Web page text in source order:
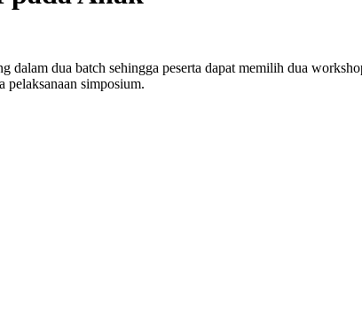
dalam dua batch sehingga peserta dapat memilih dua
pelaksanaan simposium.